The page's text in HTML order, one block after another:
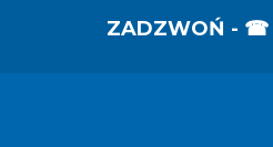
ZADZWOŃ - ☎